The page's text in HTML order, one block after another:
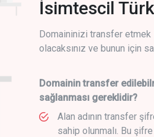
İsimtescil
Domaininizi transfer
olacaksınız ve bunun için
Domainin transfer
sağlanması gereklidir?
Alan adının transfer
sahip olunmalı. Bu